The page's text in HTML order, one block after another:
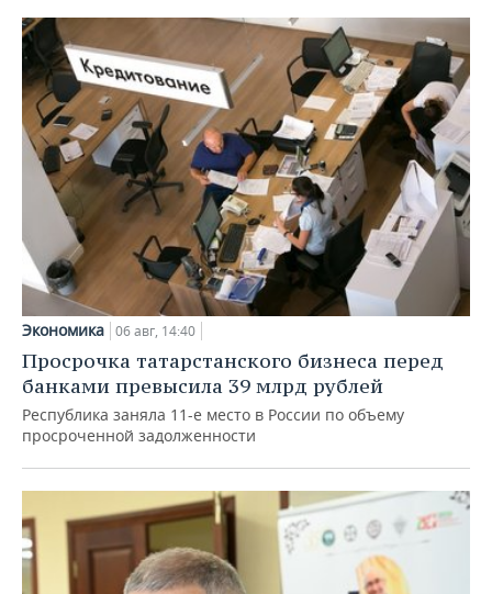
Экономика 06 авг, 14:40
Просрочка татарстанского бизнеса перед
банками превысила 39 млрд рублей
Республика заняла 11-е место в России по объему
просроченной задолженности